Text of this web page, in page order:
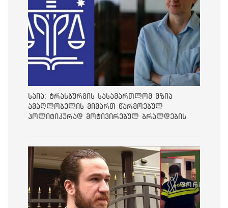
საია: ტრასბურგის სასამართლომ მზია
ამაღლობელის მიმართ წარმოებულ
პოლიტიკურად მოტივირებულ ბრალდების